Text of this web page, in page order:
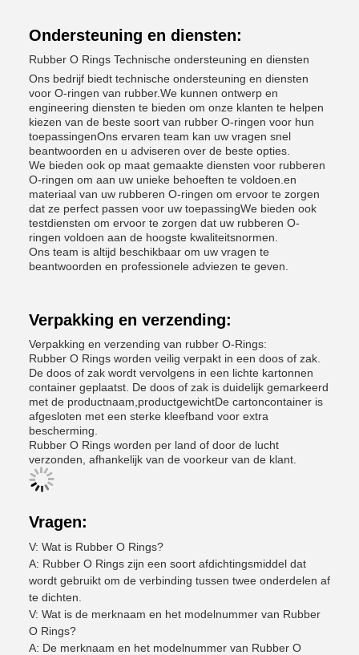
Ondersteuning en diensten:
Rubber O Rings Technische ondersteuning en diensten
Ons bedrijf biedt technische ondersteuning en diensten
voor O-ringen van rubber.We kunnen ontwerp en
engineering diensten te bieden om onze klanten te helpen
kiezen van de beste soort van rubber O-ringen voor hun
toepassingenOns ervaren team kan uw vragen snel
beantwoorden en u adviseren over de beste opties.
We bieden ook op maat gemaakte diensten voor rubberen
O-ringen om aan uw unieke behoeften te voldoen.en
materiaal van uw rubberen O-ringen om ervoor te zorgen
dat ze perfect passen voor uw toepassingWe bieden ook
testdiensten om ervoor te zorgen dat uw rubberen O-
ringen voldoen aan de hoogste kwaliteitsnormen.
Ons team is altijd beschikbaar om uw vragen te
beantwoorden en professionele adviezen te geven.
Verpakking en verzending:
Verpakking en verzending van rubber O-Rings:
Rubber O Rings worden veilig verpakt in een doos of zak.
De doos of zak wordt vervolgens in een lichte kartonnen
container geplaatst. De doos of zak is duidelijk gemarkeerd
met de productnaam,productgewichtDe cartoncontainer is
afgesloten met een sterke kleefband voor extra
bescherming.
Rubber O Rings worden per land of door de lucht
verzonden, afhankelijk van de voorkeur van de klant.
Vragen:
V: Wat is Rubber O Rings?
A: Rubber O Rings zijn een soort afdichtingsmiddel dat
wordt gebruikt om de verbinding tussen twee onderdelen af
te dichten.
V: Wat is de merknaam en het modelnummer van Rubber
O Rings?
A: De merknaam en het modelnummer van Rubber O